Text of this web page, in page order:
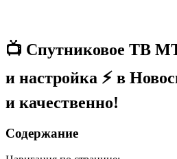
📺 Спутниковое ТВ
и настройка ⚡️ в
и качественно!
Содержание